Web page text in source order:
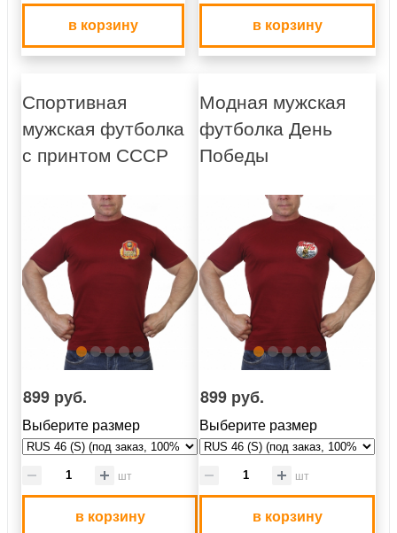
в корзину в корзину
Спортивная
мужская футболка
с принтом СССР
899 руб.
Выберите размер
шт
в корзину
Модная мужская
футболка День
Победы
899 руб.
Выберите размер
шт
в корзину